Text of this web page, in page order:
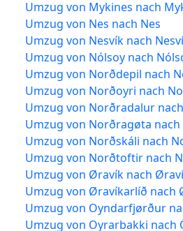
Umzug von Mykines nach
Umzug von Nes nach Nes
Umzug von Nesvík nach
Umzug von Nólsoy nach
Umzug von Norðdepil nach
Umzug von Norðoyri nach
Umzug von Norðradalur
Umzug von Norðragøta
Umzug von Norðskáli nach
Umzug von Norðtoftir nach
Umzug von Øravík nach
Umzug von Øravíkarlíð nach
Umzug von Oyndarfjørður
Umzug von Oyrarbakki nach